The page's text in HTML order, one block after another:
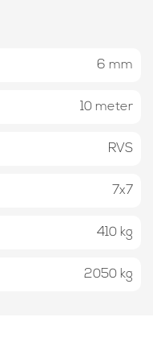
6 mm
10 meter
RVS
7x7
410 kg
2050 kg